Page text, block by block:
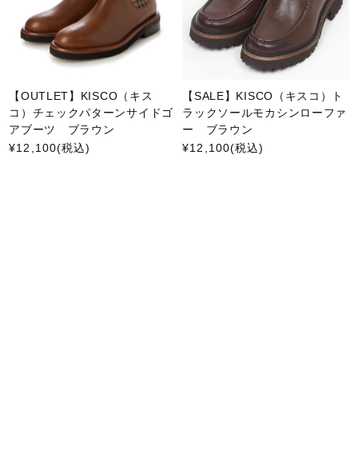
【OUTLET】KISCO（キス
コ）チェックパターンサイドゴ
アブーツ ブラウン
¥12,100(税込)
【SALE】KISCO（キスコ）ト
ラックソールモカシンローファ
ー ブラウン
¥12,100(税込)